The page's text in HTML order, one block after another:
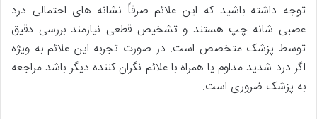
توجه داشته باشید که این علائم صرفاً نشانه های احتمالی درد
عصبی شانه چپ هستند و تشخیص قطعی نیازمند بررسی دقیق
توسط پزشک متخصص است. در صورت تجربه این علائم به ویژه
اگر درد شدید مداوم یا همراه با علائم نگران کننده دیگر باشد مراجعه
به پزشک ضروری است.